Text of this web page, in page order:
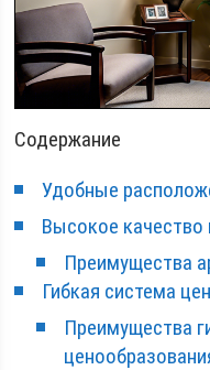
Содержание
Удобные
Высокое
Преимущества
Гибкая система
Преимущества